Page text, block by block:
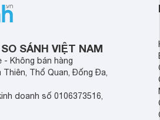
nước
cửa điện tử hãng
sẽ so sánh 5
Demax, Hubert và
SÁNH VIỆT NAM
- Không bán hàng
Thiên, Thổ Quan, Đống Đa,
doanh số 0106373516,